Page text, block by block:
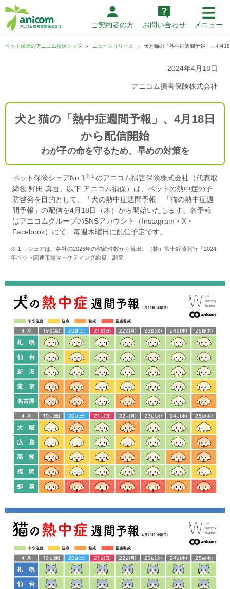
ご契約者の方 お問い合わせ メニュー
ペット保険のアニコム損保トップ ニュースリリース 犬と猫の「熱中症週間予報」、4月
2024年4月18日
アニコム損害保険株式会社
犬と猫の「熱中症週間予報」、4月18日
から配信開始
わが子の命を守るため、早めの対策を
ペット保険シェアNo.1 ※１ のアニコム損害保険株式会社（代表取
締役 野田 真吾、以下 アニコム損保）は、ペットの熱中症の予
防啓発を目的として、「犬の熱中症週間予報」「猫の熱中症週
間予報」の配信を4月18日（木）から開始いたします。各予報
はアニコムグループのSNSアカウント（Instagram・X・
Facebook）にて、毎週木曜日に配信予定です。
※１：シェアは、各社の2023年の契約件数から算出。（株）富士経済発行「2024
年ペット関連市場マーケティング総覧」調査